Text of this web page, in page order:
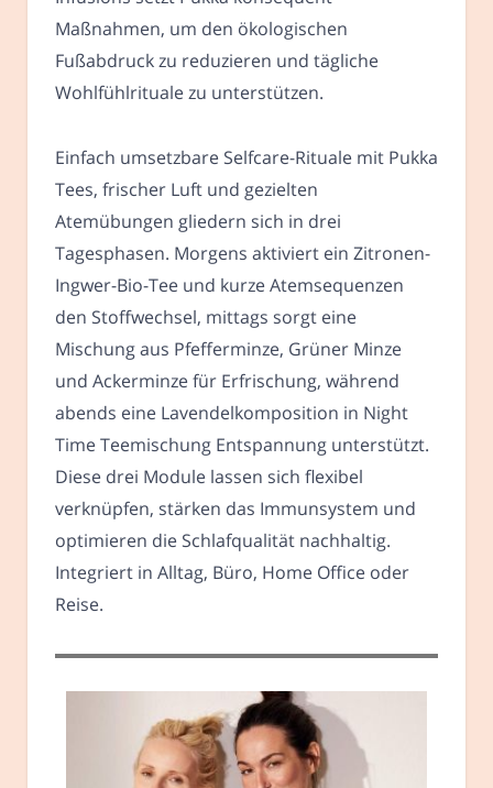
Maßnahmen, um den ökologischen
Fußabdruck zu reduzieren und tägliche
Wohlfühlrituale zu unterstützen.
Einfach umsetzbare Selfcare-Rituale mit Pukka
Tees, frischer Luft und gezielten
Atemübungen gliedern sich in drei
Tagesphasen. Morgens aktiviert ein Zitronen-
Ingwer-Bio-Tee und kurze Atemsequenzen
den Stoffwechsel, mittags sorgt eine
Mischung aus Pfefferminze, Grüner Minze
und Ackerminze für Erfrischung, während
abends eine Lavendelkomposition in Night
Time Teemischung Entspannung unterstützt.
Diese drei Module lassen sich flexibel
verknüpfen, stärken das Immunsystem und
optimieren die Schlafqualität nachhaltig.
Integriert in Alltag, Büro, Home Office oder
Reise.